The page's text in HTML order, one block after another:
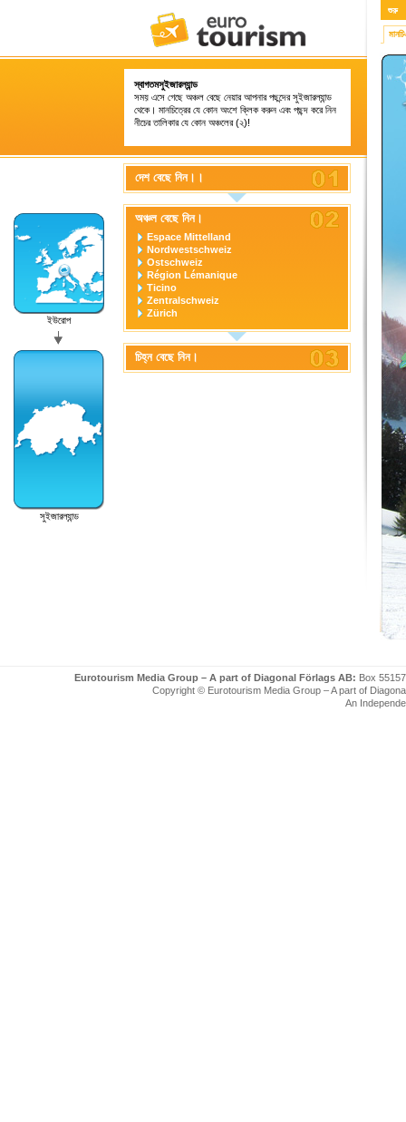
স্বাগতমসুইজারল্যান্ড
সময় এসে গেছে অঞ্চল বেছে নেয়ার আপনার পছন্দের সুইজারল্যান্ড
থেকে। মানচিত্রের যে কোন অংশে ক্লিক করুন এবং পছন্দ করে নিন
নীচের তালিকার যে কোন অঞ্চলের (২)!
ইউরোপ
সুইজারল্যান্ড
দেশ বেছে নিন।।
অঞ্চল বেছে নিন।
Espace Mittelland
Nordwestschweiz
Ostschweiz
Région Lémanique
Ticino
Zentralschweiz
Zürich
চিহ্ন বেছে নিন।
শুরু
Eurotourism Media Group – A part of Diagonal Förlags AB: Box
Copyright © Eurotourism Media Group – A part of
An